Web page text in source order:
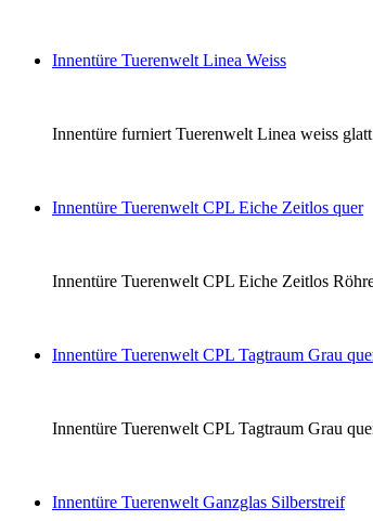
Innentüre Tuerenwelt Linea Weiss
Innentüre furniert Tuerenwelt Linea weiss
Innentüre Tuerenwelt CPL Eiche Zeitlos quer
Innentüre Tuerenwelt CPL Eiche Zeitlos
Innentüre Tuerenwelt CPL Tagtraum Grau
Innentüre Tuerenwelt CPL Tagtraum Grau
Innentüre Tuerenwelt Ganzglas Silberstreif